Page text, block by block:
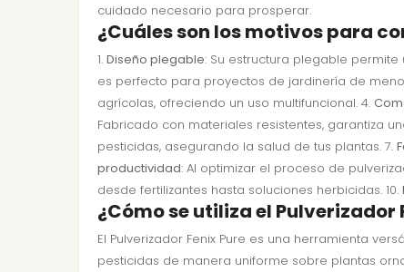
cuidado necesario para prosperar.
¿Cuáles son los motivos para
1. Diseño plegable: Su estructura plegable
es perfecto para proyectos de jardinería de
agrícolas, ofreciendo un uso multifuncional. 4.
Fabricado con materiales resistentes, garantiza
pesticidas, asegurando la salud de tus plantas. 7.
productividad: Al optimizar el proceso de
desde fertilizantes hasta soluciones herbicidas. 10.
¿Cómo se utiliza el
El Pulverizador Fenix Pure es una herramienta
pesticidas de manera uniforme sobre plantas